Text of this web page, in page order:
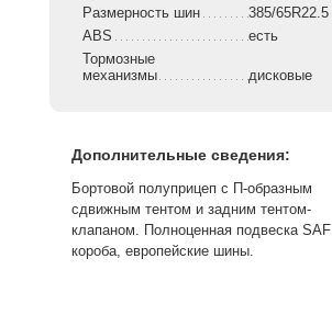
Размерность шин
385/65R22.5
ABS
есть
Тормозные
механизмы
дисковые
Дополнительные сведения:
Бортовой полуприцеп с П-образным
сдвижным тентом и задним тентом-
клапаном. Полноценная подвеска SAF
короба, европейские шины.